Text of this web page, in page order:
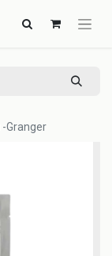
Granger